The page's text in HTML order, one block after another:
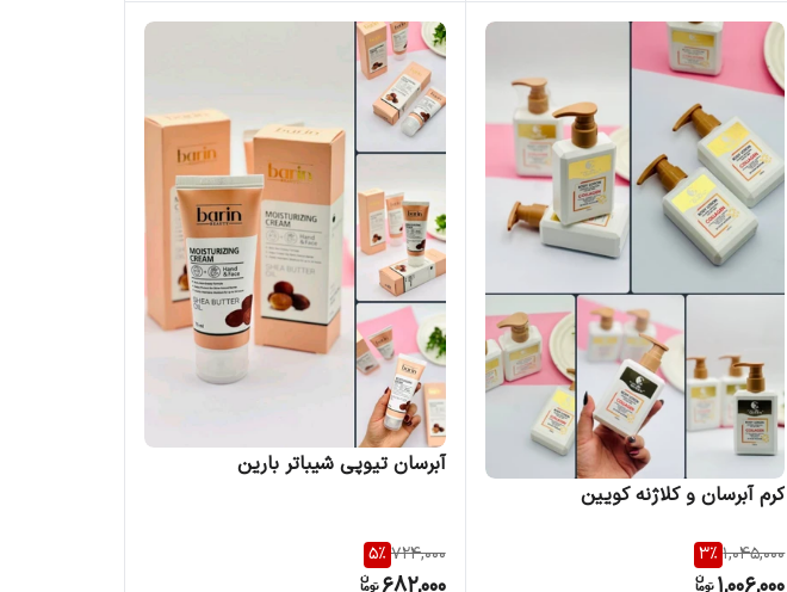
کرم آبرسان و کلاژنه کویین
1,045,000
3%
آبرسان تیوپی شیباتر بارین
724,000
5%